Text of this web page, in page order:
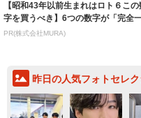
【昭和43年以前生まれはロト６この
字を買うべき】6つの数字が「完全
致」する方...
PR(株式会社MURA)
昨日の人気フォトセレ